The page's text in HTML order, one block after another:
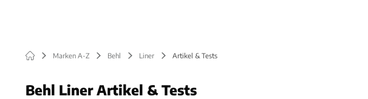
Marken A-Z Behl Liner Artikel & Tests
Behl Liner Artikel & Tests